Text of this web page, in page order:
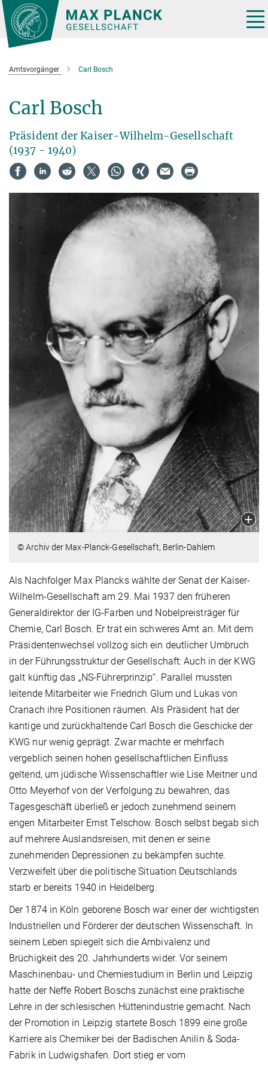
Hauptinhalt
Amtsvorgänger Carl Bosch
Carl Bosch
Präsident der Kaiser-Wilhelm-Gesellschaft
(1937 - 1940)
© Archiv der Max-Planck-Gesellschaft, Berlin-Dahlem
Als Nachfolger Max Plancks wählte der Senat der Kaiser-
Wilhelm-Gesellschaft am 29. Mai 1937 den früheren
Generaldirektor der IG-Farben und Nobelpreisträger für
Chemie, Carl Bosch. Er trat ein schweres Amt an. Mit dem
Präsidentenwechsel vollzog sich ein deutlicher Umbruch
in der Führungsstruktur der Gesellschaft: Auch in der KWG
galt künftig das „NS-Führerprinzip“. Parallel mussten
leitende Mitarbeiter wie Friedrich Glum und Lukas von
Cranach ihre Positionen räumen. Als Präsident hat der
kantige und zurückhaltende Carl Bosch die Geschicke der
KWG nur wenig geprägt. Zwar machte er mehrfach
vergeblich seinen hohen gesellschaftlichen Einfluss
geltend, um jüdische Wissenschaftler wie Lise Meitner und
Otto Meyerhof von der Verfolgung zu bewahren, das
Tagesgeschäft überließ er jedoch zunehmend seinem
engen Mitarbeiter Ernst Telschow. Bosch selbst begab sich
auf mehrere Auslandsreisen, mit denen er seine
zunehmenden Depressionen zu bekämpfen suchte.
Verzweifelt über die politische Situation Deutschlands
starb er bereits 1940 in Heidelberg.
Der 1874 in Köln geborene Bosch war einer der wichtigsten
Industriellen und Förderer der deutschen Wissenschaft. In
seinem Leben spiegelt sich die Ambivalenz und
Brüchigkeit des 20. Jahrhunderts wider. Vor seinem
Maschinenbau- und Chemiestudium in Berlin und Leipzig
hatte der Neffe Robert Boschs zunächst eine praktische
Lehre in der schlesischen Hüttenindustrie gemacht. Nach
der Promotion in Leipzig startete Bosch 1899 eine große
Karriere als Chemiker bei der Badischen Anilin & Soda-
Fabrik in Ludwigshafen. Dort stieg er vom